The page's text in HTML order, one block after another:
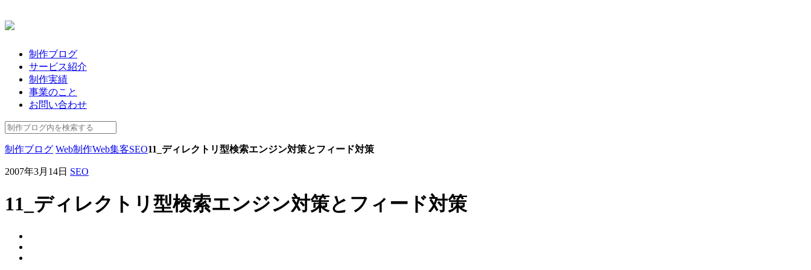
制作ブログ
サービス紹介
制作実績
事業のこと
お問い合わせ
制作ブログ Web制作Web集客SEO11_ディレクトリ型検索エンジン対策とフィード対策
2007年3月14日 SEO
11_ディレクトリ型検索エンジン対策とフィード対策